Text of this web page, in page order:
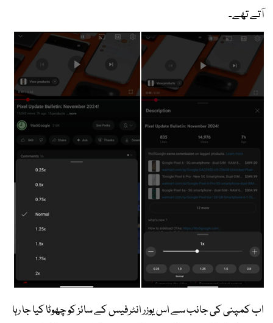
آتے تھے۔
اب کمپنی کی جانب سے اس یوزر انٹرفیس کے سائز کو چھوٹا کیا جا رہا